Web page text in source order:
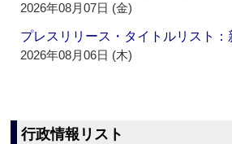
2026年08月07日 (金)
プレスリリース・タイトルリスト
2026年08月06日 (木)
行政情報リスト